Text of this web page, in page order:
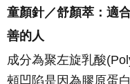
童顏針／舒顏萃：適
善的人
成分為聚左旋乳酸
頰凹陷是因為膠原蛋